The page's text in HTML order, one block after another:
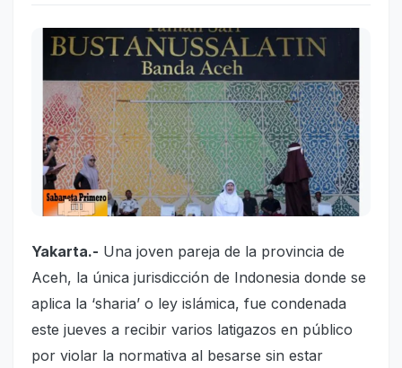
Yakarta.- Una joven pareja de la provincia de
Aceh, la única jurisdicción de Indonesia donde se
aplica la ‘sharia’ o ley islámica, fue condenada
este jueves a recibir varios latigazos en público
por violar la normativa al besarse sin estar